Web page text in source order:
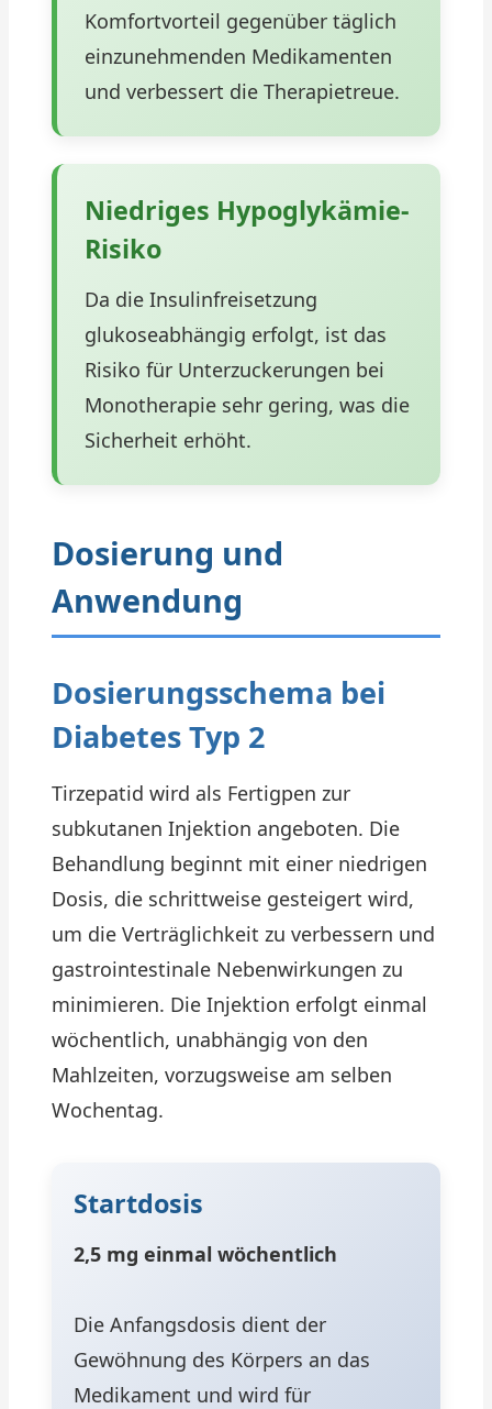
Komfortvorteil gegenüber täglich
einzunehmenden Medikamenten
und verbessert die Therapietreue.
Niedriges Hypoglykämie-
Risiko
Da die Insulinfreisetzung
glukoseabhängig erfolgt, ist das
Risiko für Unterzuckerungen bei
Monotherapie sehr gering, was die
Sicherheit erhöht.
Dosierung und
Anwendung
Dosierungsschema bei
Diabetes Typ 2
Tirzepatid wird als Fertigpen zur
subkutanen Injektion angeboten. Die
Behandlung beginnt mit einer niedrigen
Dosis, die schrittweise gesteigert wird,
um die Verträglichkeit zu verbessern und
gastrointestinale Nebenwirkungen zu
minimieren. Die Injektion erfolgt einmal
wöchentlich, unabhängig von den
Mahlzeiten, vorzugsweise am selben
Wochentag.
Startdosis
2,5 mg einmal wöchentlich
Die Anfangsdosis dient der
Gewöhnung des Körpers an das
Medikament und wird für